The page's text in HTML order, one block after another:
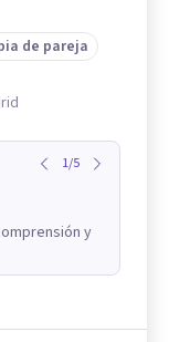
de pareja
1/5
y